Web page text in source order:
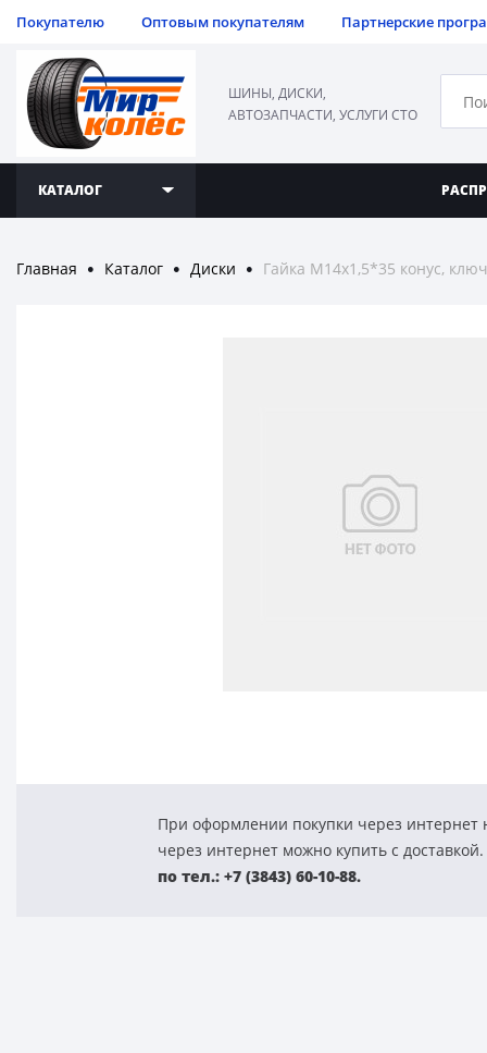
Покупателю Оптовым покупателям Партнерские
ШИНЫ, ДИСКИ,
АВТОЗАПЧАСТИ, УСЛУГИ СТО
КАТАЛОГ
Главная ● Каталог ● Диски ● Гайка M14x1,5*35 конус,
При оформлении покупки через интернет
через интернет можно купить с
по тел.: +7 (3843) 60-10-88.